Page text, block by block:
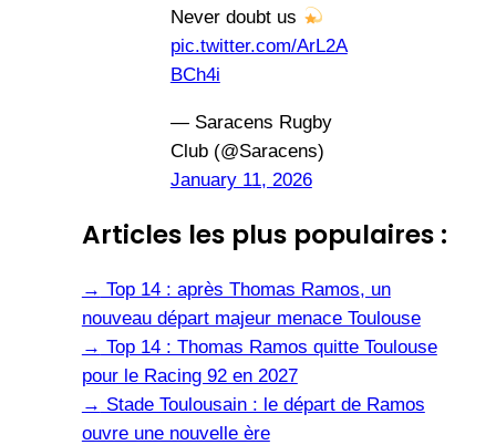
Never doubt us
pic.twitter.com/ArL2A
BCh4i
— Saracens Rugby
Club (@Saracens)
January 11, 2026
Articles les plus populaires :
→ Top 14 : après Thomas Ramos, un
nouveau départ majeur menace Toulouse
→ Top 14 : Thomas Ramos quitte Toulouse
pour le Racing 92 en 2027
→ Stade Toulousain : le départ de Ramos
ouvre une nouvelle ère